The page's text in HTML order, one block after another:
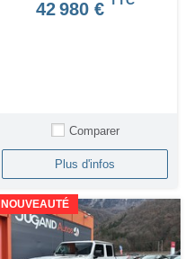
42 980 €
Comparer
Plus d'infos
NOUVEAUTÉ